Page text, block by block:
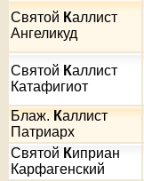
Святой Каллист
Ангеликуд
Святой Каллист
Катафигиот
Блаж.Каллист
Патриарх
Святой Киприан
Карфагенский